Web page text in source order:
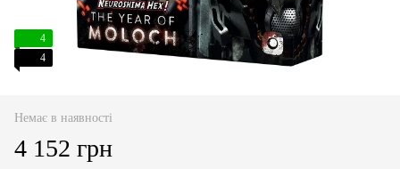
4
4
Немає в наявності
4 152 грн